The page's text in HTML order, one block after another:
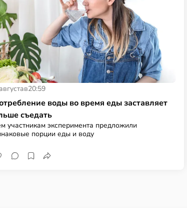
в20:59
воды во время еды заставляет
съедать
участникам эксперимента предложили
порции еды и воду